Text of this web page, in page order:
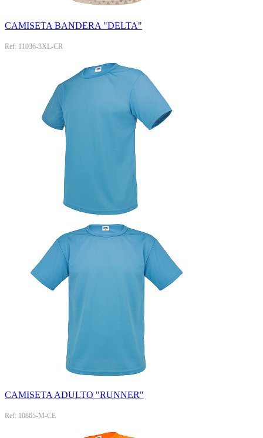
CAMISETA BANDERA "DELTA"
Ref: 11036-3XL-CR
CAMISETA ADULTO "RUNNER"
Ref: 10865-M-CE